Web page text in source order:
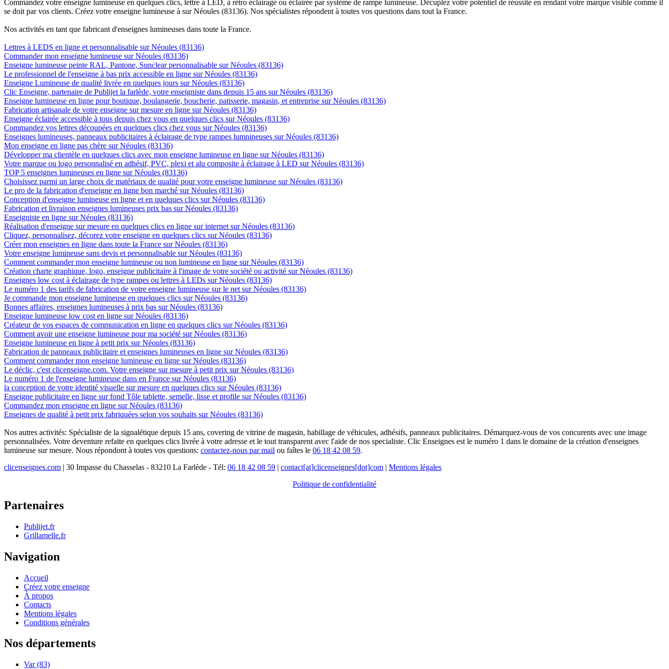
Commandez votre enseigne lumineuse en quelques clics, lettre à LED, à rétro éclairage ou éclairée par système de rampe lumineuse. Décuplez votre potentiel de réussite en rendant votre marque visible comme il
se doit par vos clients. Créez votre enseigne lumineuse à sur Néoules (83136). Nos spécialistes répondent à toutes vos questions dans tout la France.
Nos activités en tant que fabricant d'enseignes lumineuses dans toute la France.
Lettres à LEDS en ligne et personnalisable sur Néoules (83136)
Commander mon enseigne lumineuse sur Néoules (83136)
Enseigne lumineuse peinte RAL, Pantone, Sunclear personnalisable sur Néoules (83136)
Le professionnel de l'enseigne à bas prix accessible en ligne sur Néoules (83136)
Enseigne Lumineuse de qualité livrée en quelques jours sur Néoules (83136)
Clic Enseigne, partenaire de Publijet la farlède, votre enseigniste dans depuis 15 ans sur Néoules (83136)
Enseigne lumineuse en ligne pour boutique, boulangerie, boucherie, patisserie, magasin, et entreprise sur Néoules (83136)
Fabrication artisanale de votre enseigne sur mesure en ligne sur Néoules (83136)
Enseigne éclairée accessible à tous depuis chez vous en quelques clics sur Néoules (83136)
Commandez vos lettres découpées en quelques clics chez vous sur Néoules (83136)
Enseignes lumineuses, panneaux publicitaires à éclairage de type rampes lumnineuses sur Néoules (83136)
Mon enseigne en ligne pas chère sur Néoules (83136)
Développer ma clientèle en quelques clics avec mon enseigne lumineuse en ligne sur Néoules (83136)
Votre marque ou logo personnalisé en adhésif, PVC, plexi et alu composite à éclairage à LED sur Néoules (83136)
TOP 5 enseignes lumineuses en ligne sur Néoules (83136)
Choisissez parmi un large choix de matériaux de qualité pour votre enseigne lumineuse sur Néoules (83136)
Le pro de la fabrication d'enseigne en ligne bon marché sur Néoules (83136)
Conception d'enseigne lumineuse en ligne et en quelques clics sur Néoules (83136)
Fabrication et livraison enseignes lumineuses prix bas sur Néoules (83136)
Enseigniste en ligne sur Néoules (83136)
Réalisation d'enseigne sur mesure en quelques clics en ligne sur internet sur Néoules (83136)
Cliquez, personnalisez, décorez votre enseigne en quelques clics sur Néoules (83136)
Créer mon enseignes en ligne dans toute la France sur Néoules (83136)
Votre enseigne lumineuse sans devis et personnalisable sur Néoules (83136)
Comment commander mon enseigne lumineuse ou non lumineuse en ligne sur Néoules (83136)
Création charte graphique, logo, enseigne publicitaire à l'image de votre société ou activité sur Néoules (83136)
Enseignes low cost à éclairage de type rampes ou lettres à LEDs sur Néoules (83136)
Le numéro 1 des tarifs de fabrication de votre enseigne lumineuse sur le net sur Néoules (83136)
Je commande mon enseigne lumineuse en quelques clics sur Néoules (83136)
Bonnes affaires, enseignes lumineuses à prix bas sur Néoules (83136)
Enseigne lumineuse low cost en ligne sur Néoules (83136)
Créateur de vos espaces de communication en ligne en quelques clics sur Néoules (83136)
Comment avoir une enseigne lumineuse pour ma société sur Néoules (83136)
Enseigne lumineuse en ligne à petit prix sur Néoules (83136)
Fabrication de panneaux publicitaire et enseignes lumineuses en ligne sur Néoules (83136)
Comment commander mon enseigne lumineuse en ligne sur Néoules (83136)
Le déclic, c'est clicenseigne.com. Votre enseigne sur mesure à petit prix sur Néoules (83136)
Le numéro 1 de l'enseigne lumineuse dans en France sur Néoules (83136)
la conception de votre identité visuelle sur mesure en quelques clics sur Néoules (83136)
Enseigne publicitaire en ligne sur fond Tôle tablette, semelle, lisse et profile sur Néoules (83136)
Commandez mon enseigne en ligne sur Néoules (83136)
Enseignes de qualité à petit prix fabriquées selon vos souhaits sur Néoules (83136)
Nos autres activités: Spécialiste de la signalétique depuis 15 ans, covering de vitrine de magasin, habillage de véhicules, adhésifs, panneaux publicitaires. Démarquez-vous de vos concurents avec une image
personnalisées. Votre deventure refaite en quelques clics livrée à votre adresse et le tout transparent avec l'aide de nos specialiste. Clic Enseignes est le numéro 1 dans le domaine de la création d'enseignes
lumineuse sur mesure. Nous répondont à toutes vos questions: contactez-nous par mail ou faîtes le 06 18 42 08 59.
clicenseignes.com | 30 Impasse du Chasselas - 83210 La Farlède - Tél: 06 18 42 08 59 | contact[at]clicenseignes[dot]com | Mentions légales
Politique de confidentialité
Partenaires
Publijet.fr
Grillamelle.fr
Navigation
Accueil
Créez votre enseigne
À propos
Contacts
Mentions légales
Conditions générales
Nos départements
Var (83)